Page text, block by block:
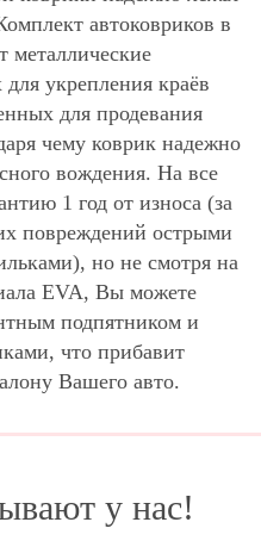
автоковриков в
металлические
укрепления краёв
для продевания
чему коврик надежно
вождения. На все
1 год от износа (за
повреждений острыми
но не смотря на
EVA, Вы можете
подпятником и
что прибавит
Вашего авто.
у нас!